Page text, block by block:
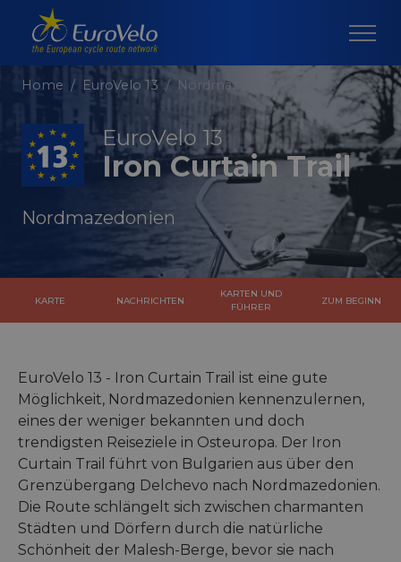
Home EuroVelo 13 Nordmazedonien
EuroVelo 13
Iron Curtain Trail
Nordmazedonien
KARTE NACHRICHTEN
KARTEN UND
FÜHRER
ZUM BEGINN
EuroVelo 13 - Iron Curtain Trail ist eine gute
Möglichkeit, Nordmazedonien kennenzulernen,
eines der weniger bekannten und doch
trendigsten Reiseziele in Osteuropa. Der Iron
Curtain Trail führt von Bulgarien aus über den
Grenzübergang Delchevo nach Nordmazedonien.
Die Route schlängelt sich zwischen charmanten
Städten und Dörfern durch die natürliche
Schönheit der Malesh-Berge, bevor sie nach